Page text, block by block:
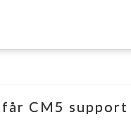
CM5 support